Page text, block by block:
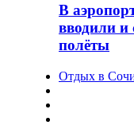
В
вводили и
полёты
Отдых в